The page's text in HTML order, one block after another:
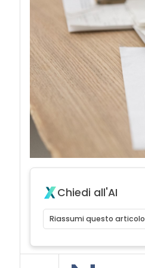
Chiedi all'AI
Riassumi questo articolo